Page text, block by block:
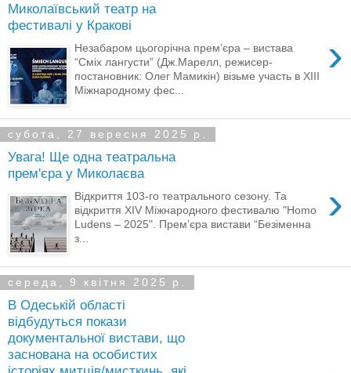
Миколаївський театр на
фестивалі у Кракові
›
Незабаром цьогорічна прем’єра – вистава
“Сміх лангусти” (Дж.Марелл, режисер-
постановник: Олег Мамикін) візьме участь в ХІІІ
Міжнародному фес...
субота, 27 вересня 2025 р.
Увага! Ще одна театральна
прем'єра у Миколаєва
›
Відкриття 103-го театрального сезону. Та
відкриття XIV Міжнародного фестивалю "Homo
Ludens – 2025". Прем’єра вистави “Безіменна
з...
середа, 9 квітня 2025 р.
В Одеській області
відбудуться покази
документальної вистави, що
заснована на особистих